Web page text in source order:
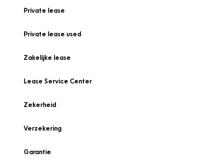
Private lease
Private lease used
Zakelijke lease
Lease Service Center
Zekerheid
Verzekering
Garantie